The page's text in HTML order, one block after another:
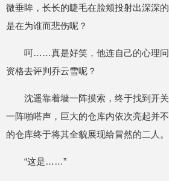
微垂眸，长长的睫毛在脸颊投射出深深
是在为谁而悲伤呢？
呵……真是好笑，他连自己的心理
资格去评判乔云雪呢？
沈遥靠着墙一阵摸索，终于找到开
一阵啪嗒声，巨大的仓库内依次亮起并
的仓库终于将其全貌展现给冒然的二人。
“这是……”